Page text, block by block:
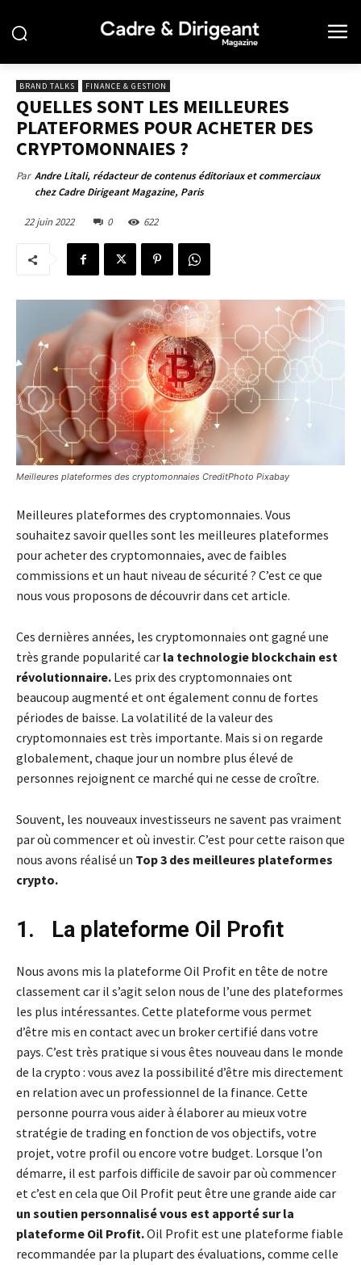
BRAND TALKS FINANCE & GESTION
QUELLES SONT LES MEILLEURES
PLATEFORMES POUR ACHETER DES
CRYPTOMONNAIES ?
Par Andre Litali, rédacteur de contenus éditoriaux et commerciaux
chez Cadre Dirigeant Magazine, Paris
22 juin 2022 0 622
Meilleures plateformes des cryptomonnaies CreditPhoto Pixabay
Meilleures plateformes des cryptomonnaies. Vous
souhaitez savoir quelles sont les meilleures plateformes
pour acheter des cryptomonnaies, avec de faibles
commissions et un haut niveau de sécurité ? C’est ce que
nous vous proposons de découvrir dans cet article.
Ces dernières années, les cryptomonnaies ont gagné une
très grande popularité car la technologie blockchain est
révolutionnaire. Les prix des cryptomonnaies ont
beaucoup augmenté et ont également connu de fortes
périodes de baisse. La volatilité de la valeur des
cryptomonnaies est très importante. Mais si on regarde
globalement, chaque jour un nombre plus élevé de
personnes rejoignent ce marché qui ne cesse de croître.
Souvent, les nouveaux investisseurs ne savent pas vraiment
par où commencer et où investir. C’est pour cette raison que
nous avons réalisé un Top 3 des meilleures plateformes
crypto.
1. La plateforme Oil Profit
Nous avons mis la plateforme Oil Profit en tête de notre
classement car il s’agit selon nous de l’une des plateformes
les plus intéressantes. Cette plateforme vous permet
d’être mis en contact avec un broker certifié dans votre
pays. C’est très pratique si vous êtes nouveau dans le monde
de la crypto : vous avez la possibilité d’être mis directement
en relation avec un professionnel de la finance. Cette
personne pourra vous aider à élaborer au mieux votre
stratégie de trading en fonction de vos objectifs, votre
projet, votre profil ou encore votre budget. Lorsque l’on
démarre, il est parfois difficile de savoir par où commencer
et c’est en cela que Oil Profit peut être une grande aide car
un soutien personnalisé vous est apporté sur la
plateforme Oil Profit.Oil Profit est une plateforme fiable
recommandée par la plupart des évaluations, comme celle